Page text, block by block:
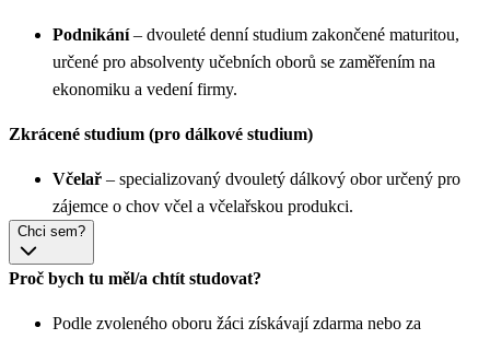
Podnikání– dvouleté denní studium zakončené maturitou,
určené pro absolventy učebních oborů se zaměřením na
ekonomiku a vedení firmy.
Zkrácené studium (pro dálkové studium)
Včelař – specializovaný dvouletý dálkový obor určený pro
zájemce o chov včel a včelařskou produkci.
Chci sem?
Proč bych tu měl/a chtít studovat?
Podle zvoleného oboru žáci získávají zdarma nebo za